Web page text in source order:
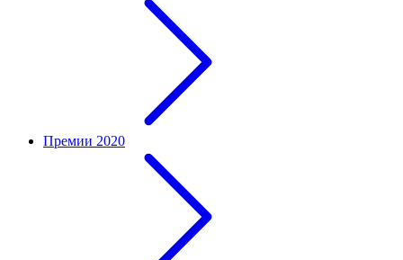
Премии 2020